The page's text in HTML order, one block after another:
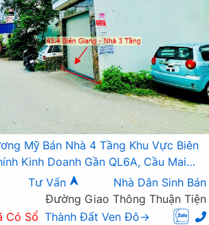
Mỹ Bán Nhà 4 Tầng Khu Vực Biên
Kinh Doanh Gần QL6A, Cầu Mai
Tư Vấn
Nhà Dân Sinh Bán
Đường Giao Thông Thuận Tiện
Có Sổ Thành Đất Ven Đô→